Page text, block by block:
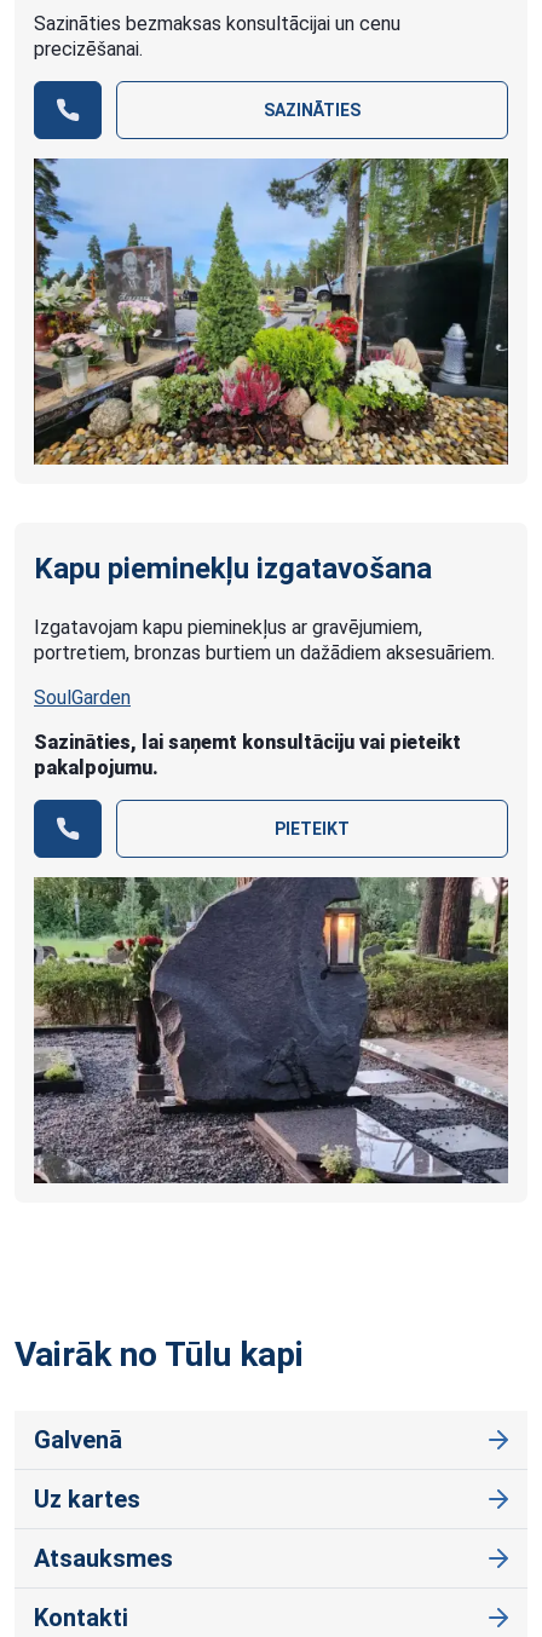
Sazināties bezmaksas konsultācijai un cenu
precizēšanai.
SAZINĀTIES
Kapu pieminekļu izgatavošana
Izgatavojam kapu pieminekļus ar gravējumiem,
portretiem, bronzas burtiem un dažādiem aksesuāriem.
SoulGarden
Sazināties, lai saņemt konsultāciju vai pieteikt
pakalpojumu.
PIETEIKT
Vairāk no Tūlu kapi
Galvenā
Uz kartes
Atsauksmes
Kontakti